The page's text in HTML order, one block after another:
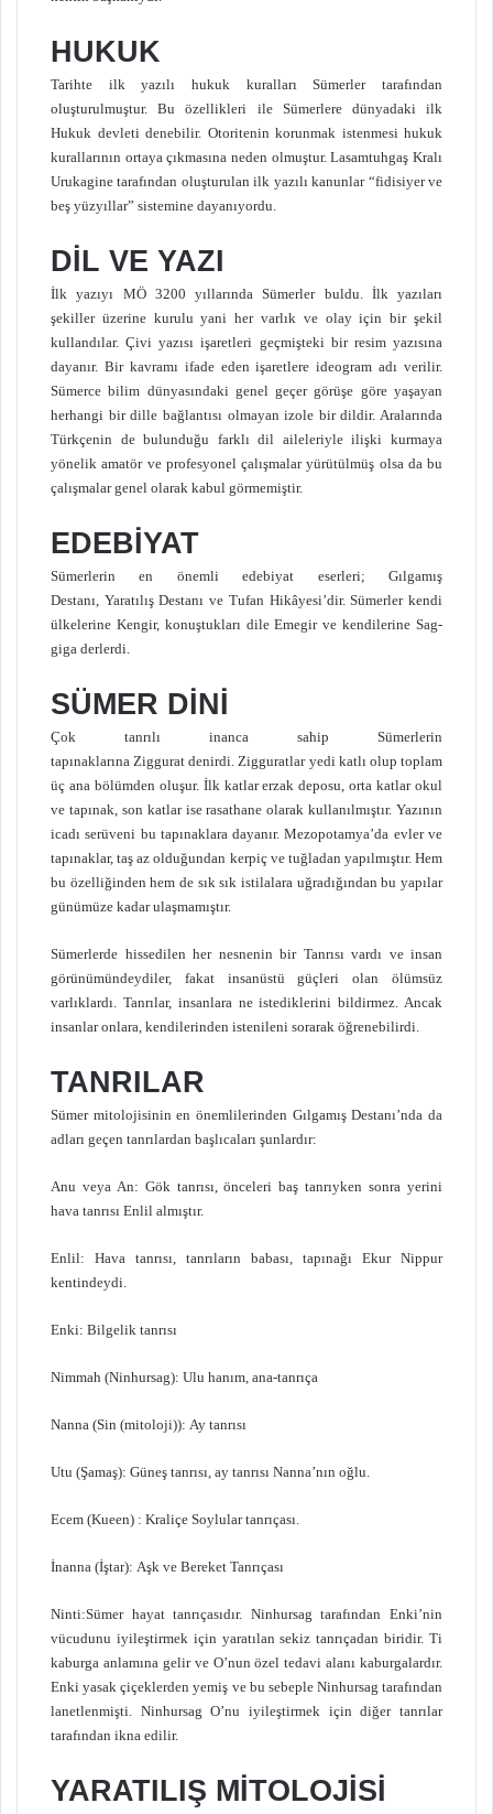
HUKUK
Tarihte ilk yazılı hukuk kuralları Sümerler tarafından
oluşturulmuştur. Bu özellikleri ile Sümerlere dünyadaki ilk
Hukuk devleti denebilir. Otoritenin korunmak istenmesi hukuk
kurallarının ortaya çıkmasına neden olmuştur. Lasamtuhgaş Kralı
Urukagine tarafından oluşturulan ilk yazılı kanunlar “fidisiyer ve
beş yüzyıllar” sistemine dayanıyordu.
DİL VE YAZI
İlk yazıyı MÖ 3200 yıllarında Sümerler buldu. İlk yazıları
şekiller üzerine kurulu yani her varlık ve olay için bir şekil
kullandılar. Çivi yazısı işaretleri geçmişteki bir resim yazısına
dayanır. Bir kavramı ifade eden işaretlere ideogram adı verilir.
Sümerce bilim dünyasındaki genel geçer görüşe göre yaşayan
herhangi bir dille bağlantısı olmayan izole bir dildir. Aralarında
Türkçenin de bulunduğu farklı dil aileleriyle ilişki kurmaya
yönelik amatör ve profesyonel çalışmalar yürütülmüş olsa da bu
çalışmalar genel olarak kabul görmemiştir.
EDEBİYAT
Sümerlerin en önemli edebiyat eserleri; Gılgamış
Destanı, Yaratılış Destanı ve Tufan Hikâyesi’dir. Sümerler kendi
ülkelerine Kengir, konuştukları dile Emegir ve kendilerine Sag-
giga derlerdi.
SÜMER DİNİ
Çok tanrılı inanca sahip Sümerlerin
tapınaklarına Ziggurat denirdi. Zigguratlar yedi katlı olup toplam
üç ana bölümden oluşur. İlk katlar erzak deposu, orta katlar okul
ve tapınak, son katlar ise rasathane olarak kullanılmıştır. Yazının
icadı serüveni bu tapınaklara dayanır. Mezopotamya’da evler ve
tapınaklar, taş az olduğundan kerpiç ve tuğladan yapılmıştır. Hem
bu özelliğinden hem de sık sık istilalara uğradığından bu yapılar
günümüze kadar ulaşmamıştır.
Sümerlerde hissedilen her nesnenin bir Tanrısı vardı ve insan
görünümündeydiler, fakat insanüstü güçleri olan ölümsüz
varlıklardı. Tanrılar, insanlara ne istediklerini bildirmez. Ancak
insanlar onlara, kendilerinden istenileni sorarak öğrenebilirdi.
TANRILAR
Sümer mitolojisinin en önemlilerinden Gılgamış Destanı’nda da
adları geçen tanrılardan başlıcaları şunlardır:
Anu veya An: Gök tanrısı, önceleri baş tanrıyken sonra yerini
hava tanrısı Enlil almıştır.
Enlil: Hava tanrısı, tanrıların babası, tapınağı Ekur Nippur
kentindeydi.
Enki: Bilgelik tanrısı
Nimmah (Ninhursag): Ulu hanım, ana-tanrıça
Nanna (Sin (mitoloji)): Ay tanrısı
Utu (Şamaş): Güneş tanrısı, ay tanrısı Nanna’nın oğlu.
Ecem (Kueen) : Kraliçe Soylular tanrıçası.
İnanna (İştar): Aşk ve Bereket Tanrıçası
Ninti:Sümer hayat tanrıçasıdır. Ninhursag tarafından Enki’nin
vücudunu iyileştirmek için yaratılan sekiz tanrıçadan biridir. Ti
kaburga anlamına gelir ve O’nun özel tedavi alanı kaburgalardır.
Enki yasak çiçeklerden yemiş ve bu sebeple Ninhursag tarafından
lanetlenmişti. Ninhursag O’nu iyileştirmek için diğer tanrılar
tarafından ikna edilir.
YARATILIŞ MİTOLOJİSİ